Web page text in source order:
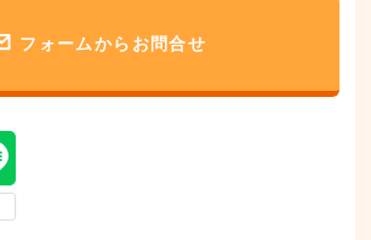
フォームからお問合せ